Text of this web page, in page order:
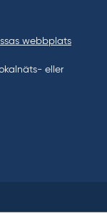
webbplats
eller